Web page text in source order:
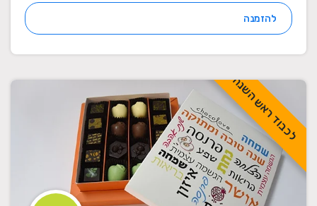
להזמנה
לכבוד ראש השנה